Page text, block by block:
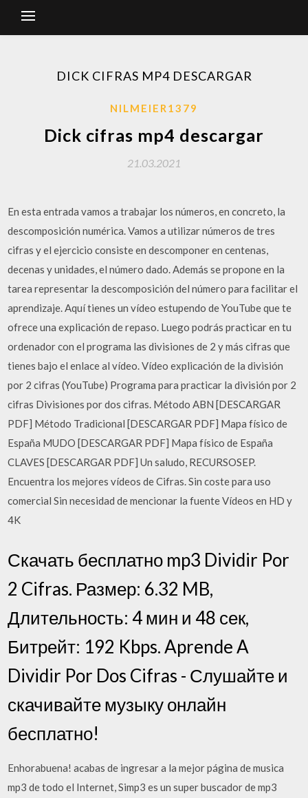
DICK CIFRAS MP4 DESCARGAR
NILMEIER1379
Dick cifras mp4 descargar
21.03.2021
En esta entrada vamos a trabajar los números, en concreto, la
descomposición numérica. Vamos a utilizar números de tres
cifras y el ejercicio consiste en descomponer en centenas,
decenas y unidades, el número dado. Además se propone en la
tarea representar la descomposición del número para facilitar el
aprendizaje. Aquí tienes un vídeo estupendo de YouTube que te
ofrece una explicación de repaso. Luego podrás practicar en tu
ordenador con el programa las divisiones de 2 y más cifras que
tienes bajo el enlace al vídeo. Vídeo explicación de la división
por 2 cifras (YouTube) Programa para practicar la división por 2
cifras Divisiones por dos cifras. Método ABN [DESCARGAR
PDF] Método Tradicional [DESCARGAR PDF] Mapa físico de
España MUDO [DESCARGAR PDF] Mapa físico de España
CLAVES [DESCARGAR PDF] Un saludo, RECURSOSEP.
Encuentra los mejores vídeos de Cifras. Sin coste para uso
comercial Sin necesidad de mencionar la fuente Vídeos en HD y
4K
Скачать бесплатно mp3 Dividir Por
2 Cifras. Размер: 6.32 MB,
Длительность: 4 мин и 48 сек,
Битрейт: 192 Kbps. Aprende A
Dividir Por Dos Cifras - Слушайте и
скачивайте музыку онлайн
бесплатно!
Enhorabuena! acabas de ingresar a la mejor página de musica
mp3 de todo el Internet, Simp3 es un super buscador de mp3